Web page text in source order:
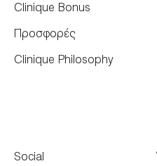
Clinique Bonus
Προσφορές
Clinique Philosophy
Social